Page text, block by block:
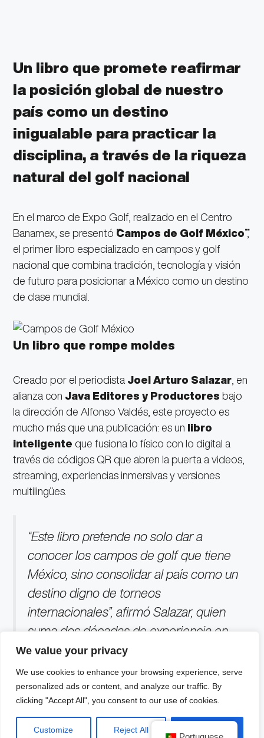
We value your privacy
We use cookies to enhance your browsing experience, serve
personalized ads or content, and analyze our traffic. By
clicking "Accept All", you consent to our use of cookies.
Customize Reject All
Un libro que promete reafirmar
la posición global de nuestro
país como un destino
inigualable para practicar la
disciplina, a través de la riqueza
natural del golf nacional
En el marco de Expo Golf, realizado en el Centro
Banamex, se presentó ¨Campos de Golf México¨,
el primer libro especializado en campos y golf
nacional que combina tradición, tecnología y visión
de futuro para posicionar a México como un destino
de clase mundial.
Un libro que rompe moldes
Creado por el periodista Joel Arturo Salazar , en
alianza con Java Editores y Productores bajo
la dirección de Alfonso Valdés, este proyecto es
mucho más que una publicación: es un
libro
inteligente que fusiona lo físico con lo digital a
través de códigos QR que abren la puerta a videos,
streaming, experiencias inmersivas y versiones
multilingües.
“Este libro pretende no solo dar a
conocer los campos de golf que tiene
México, sino consolidar al país como un
destino digno de torneos
internacionales”, afirmó Salazar, quien
suma dos décadas de experiencia en
el mundo del golf.